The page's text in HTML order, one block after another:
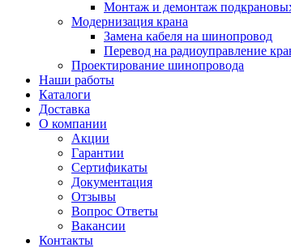
Монтаж и демонтаж
Модернизация крана
Замена кабеля на шинопровод
Перевод на радиоуправление
Проектирование шинопровода
Наши работы
Каталоги
Доставка
О компании
Акции
Гарантии
Сертификаты
Документация
Отзывы
Вопрос Ответы
Вакансии
Контакты